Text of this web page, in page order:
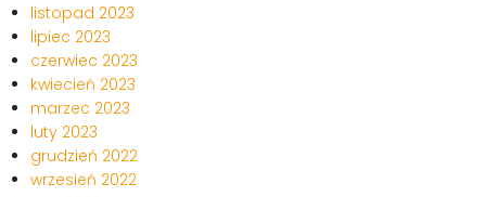
listopad 2023
lipiec 2023
czerwiec 2023
kwiecień 2023
marzec 2023
luty 2023
grudzień 2022
wrzesień 2022